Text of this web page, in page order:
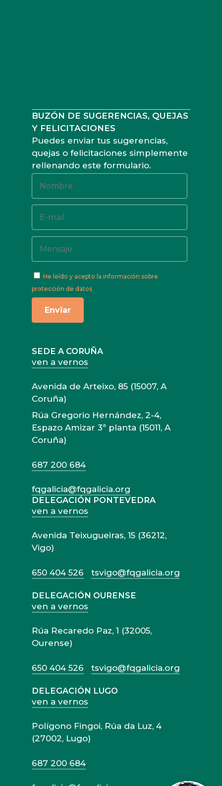
BUZÓN DE SUGERENCIAS, QUEJAS
Y FELICITACIONES
Puedes enviar tus sugerencias,
quejas o felicitaciones simplemente
rellenando este formulario.
He leído y acepto la información sobre
protección de datos
SEDE A CORUÑA
ven a vernos
Avenida de Arteixo, 85 (15007, A
Coruña)
Rúa Gregorio Hernández, 2-4,
Espazo Amizar 3ª planta (15011, A
Coruña)
687 200 684
fqgalicia@fqgalicia.org
DELEGACIÓN PONTEVEDRA
ven a vernos
Avenida Teixugueiras, 15 (36212,
Vigo)
650 404 526 tsvigo@fqgalicia.org
DELEGACIÓN OURENSE
ven a vernos
Rúa Recaredo Paz, 1 (32005,
Ourense)
650 404 526 tsvigo@fqgalicia.org
DELEGACIÓN LUGO
ven a vernos
Polígono Fingoi, Rúa da Luz, 4
(27002, Lugo)
687 200 684